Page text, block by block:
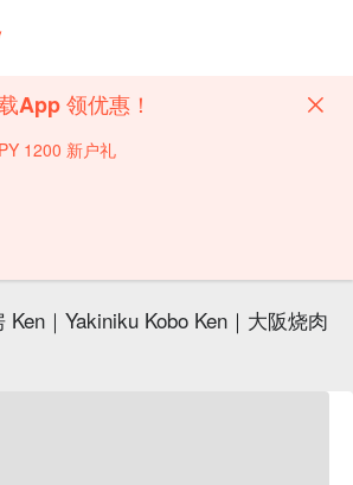
App 领优惠！
1200 新户礼
Ken｜Yakiniku Kobo Ken｜大阪烧肉